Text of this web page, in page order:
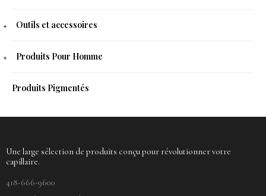
Outils et accessoires
Produits Pour Homme
Produits Pigmentés
Une large sélection de produits conçu pour révolutionner votre
capillaire.
418-666-9600